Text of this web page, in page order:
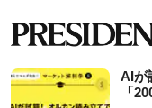
AIが
「